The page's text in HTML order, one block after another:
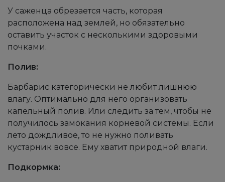
У саженца обрезается часть, которая
расположена над землей, но обязательно
оставить участок с несколькими здоровыми
почками.
Полив:
Барбарис категорически не любит лишнюю
влагу. Оптимально для него организовать
капельный полив. Или следить за тем, чтобы не
получилось замокания корневой системы. Если
лето дождливое, то не нужно поливать
кустарник вовсе. Ему хватит природной влаги.
Подкормка: